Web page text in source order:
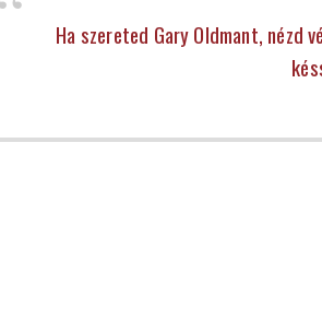
Ha szereted Gary Oldmant, nézd